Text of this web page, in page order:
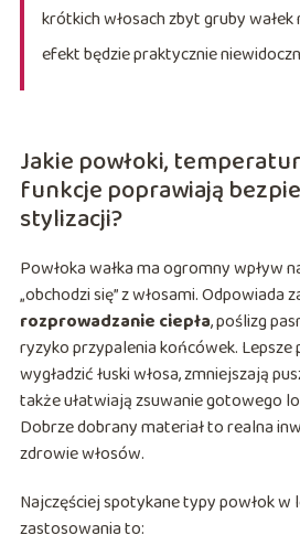
krótkich włosach zbyt gruby wałek
efekt będzie praktycznie
Jakie powłoki,
funkcje poprawiają
stylizacji?
Powłoka wałka ma ogromny wpływ
„obchodzi się” z włosami. Odpowiada
rozprowadzanie ciepła, poślizg
ryzyko przypalenia końcówek. Lepsze
wygładzić łuski włosa, zmniejszają
także ułatwiają zsuwanie gotowego
Dobrze dobrany materiał to realna
zdrowie włosów.
Najczęściej spotykane typy powłok
zastosowania to: